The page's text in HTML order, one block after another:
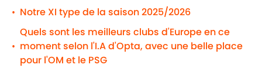
• Notre XI type de la saison 2025/2026
•
Quels sont les meilleurs clubs d'Europe en ce
moment selon l'I.A d'Opta, avec une belle place
pour l'OM et le PSG